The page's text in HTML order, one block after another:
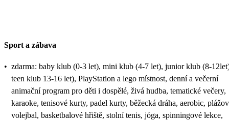
Sport a zábava
• zdarma: baby klub (0-3 let), mini klub (4-7 let), junior klub (8-
teen klub 13-16 let), PlayStation a lego místnost, denní a večerní
animační program pro děti i dospělé, živá hudba, tematické večery,
karaoke, tenisové kurty, padel kurty, běžecká dráha, aerobic,
volejbal, basketbalové hřiště, stolní tenis, jóga, spinningové lekce,